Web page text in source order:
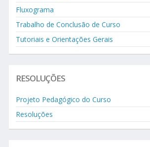
Fluxograma
Trabalho de Conclusão de Curso
Tutoriais e Orientações Gerais
RESOLUÇÕES
Projeto Pedagógico do Curso
Resoluções